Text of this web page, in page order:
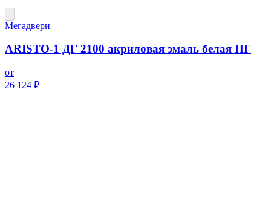
Мегадвери
ARISTO-1 ДГ 2100 акриловая эмаль белая ПГ
от
26 124 ₽